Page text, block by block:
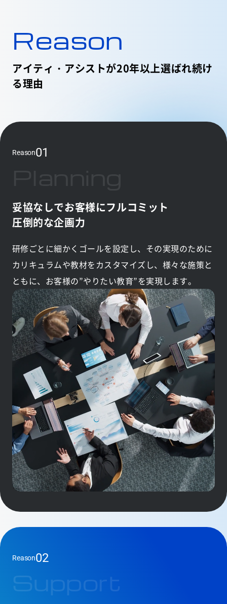
Reason
アイティ・アシストが20年以上選ばれ続け
る理由
Reason01
妥協なしでお客様にフルコミット
圧倒的な企画力
研修ごとに細かくゴールを設定し、その実現のために
カリキュラムや教材をカスタマイズし、様々な施策と
ともに、お客様の”やりたい教育”を実現します。
Reason02
Support